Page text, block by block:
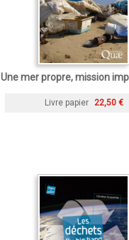
Une mer propre, mission
Livre papier 22,50 €